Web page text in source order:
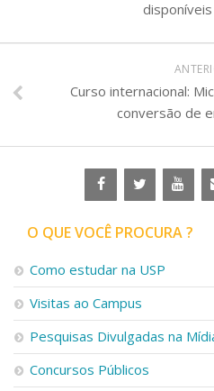
Curso internacional:
conversão de
O QUE VOCÊ PROCURA ?
Como estudar na USP
Visitas ao Campus
Pesquisas Divulgadas na
Concursos Públicos